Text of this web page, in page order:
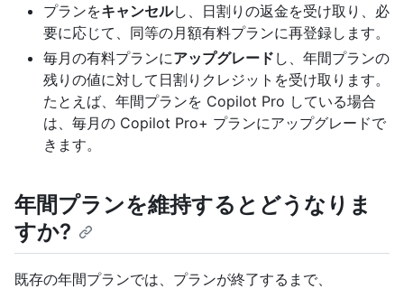
プランをキャンセルし、日割りの返金を受け取り、必
要に応じて、同等の月額有料プランに再登録します。
毎月の有料プランにアップグレード し、年間プランの
残りの値に対して日割りクレジットを受け取ります。
たとえば、年間プランを Copilot Pro している場合
は、毎月の Copilot Pro+ プランにアップグレードで
きます。
年間プランを維持するとどうなりま
すか?
既存の年間プランでは、プランが終了するまで、